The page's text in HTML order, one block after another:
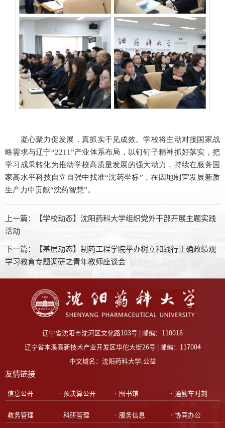
凝心聚力促发展，真抓实干见成效。学校将主动对接国家战
略需求与辽宁“2211”产业体系布局，以钉钉子精神抓好落实，把
学习成果转化为推动学校高质量发展的强大动力，持续在服务国
家高水平科技自立自强中找准“沈药坐标”，在因地制宜发展新质
生产力中贡献“沈药智慧”。
上一篇：
【学校动态】沈阳药科大学组织党外干部开展主题实践
活动
下一篇：
【基层动态】制药工程学院举办树立和践行正确政绩观
学习教育专题调研之青年教师座谈会
辽宁省沈阳市沈河区文化路103号 | 邮编：110016
辽宁省本溪高新技术产业开发区华佗大街26号 | 邮编：117004
中文域名：沈阳药科大学.公益
友情链接
•信息公开 •预决算公开 •图书馆 •通勤车时刻
•教务管理 •科研管理 •服务信息 •协同办公